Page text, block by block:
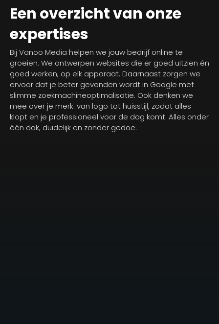
Een overzicht van onze
expertises
Bij Vanoo Media helpen we jouw bedrijf online te
groeien. We ontwerpen websites die er goed uitzien én
goed werken, op elk apparaat. Daarnaast zorgen we
ervoor dat je beter gevonden wordt in Google met
slimme zoekmachineoptimalisatie. Ook denken we
mee over je merk: van logo tot huisstijl, zodat alles
klopt en je professioneel voor de dag komt. Alles onder
één dak, duidelijk en zonder gedoe.